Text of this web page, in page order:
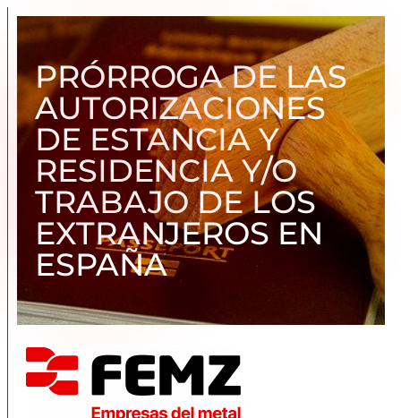
PRÓRROGA DE LAS
AUTORIZACIONES
DE ESTANCIA Y
RESIDENCIA Y/O
TRABAJO DE LOS
EXTRANJEROS EN
ESPAÑA